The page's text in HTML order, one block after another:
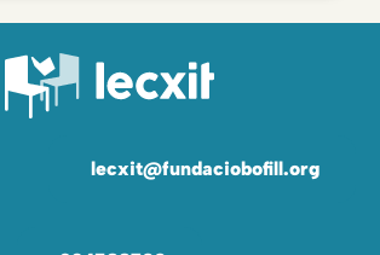
lecxit@fundaciobofill.org